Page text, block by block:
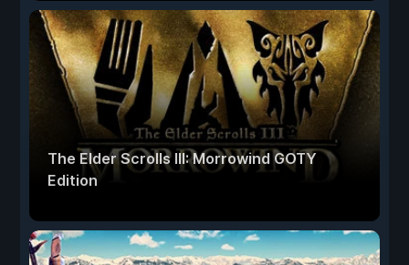
The Elder Scrolls III: Morrowind GOTY
Edition